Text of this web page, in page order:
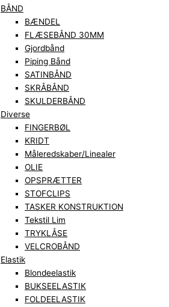
BÅND
BÆNDEL
FLÆSEBÅND 30MM
Gjordbånd
Piping Bånd
SATINBÅND
SKRÅBÅND
SKULDERBÅND
Diverse
FINGERBØL
KRIDT
Måleredskaber/Linealer
OLIE
OPSPRÆTTER
STOFCLIPS
TASKER KONSTRUKTION
Tekstil Lim
TRYKLÅSE
VELCROBÅND
Elastik
Blondeelastik
BUKSEELASTIK
FOLDEELASTIK